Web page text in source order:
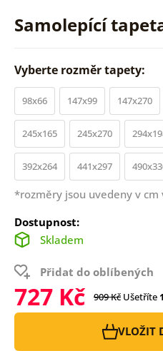
Samolepící
Vyberte rozměr tapety:
98x66 147x99 147x270
245x165 245x270
392x264 441x297
*rozměry jsou uvedeny v cm
Dostupnost:
Skladem
Přidat do oblíbených
727 Kč 909 Kč Ušetříte
VLOŽIT